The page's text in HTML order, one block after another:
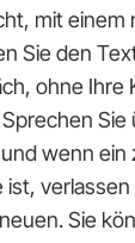
mit einem
Sie den
ohne Ihre
Sie
wenn ein
ist,
Sie